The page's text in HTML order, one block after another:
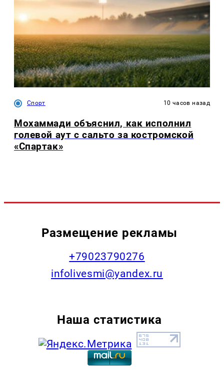
Спорт 10 часов назад
Мохаммади объяснил, как исполнил
голевой аут с сальто за костромской
«Спартак»
Размещение рекламы
+79023790276
infolivesmi@yandex.ru
Наша статистика